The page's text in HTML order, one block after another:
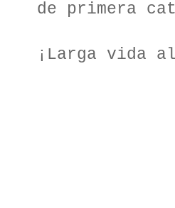
de primera
¡Larga vida